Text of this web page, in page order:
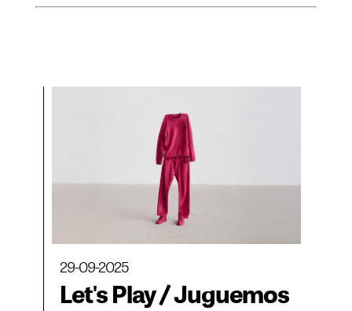
29-09-2025
Let's Play / Juguemos